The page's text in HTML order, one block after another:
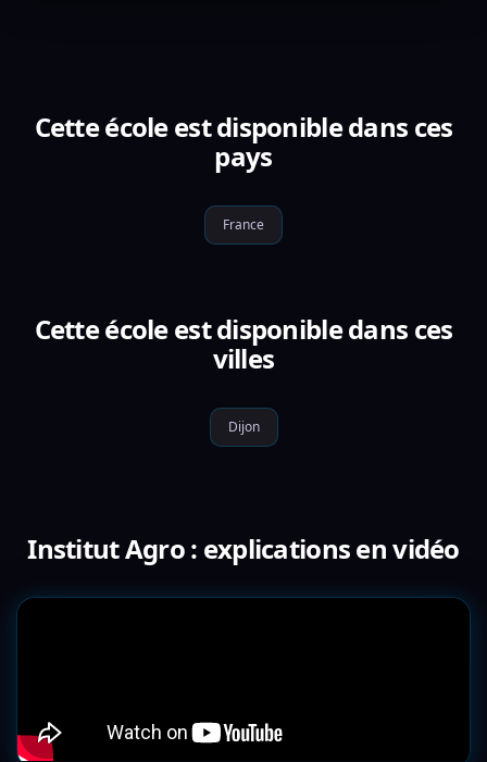
Cette école est disponible dans ces
pays
France
Cette école est disponible dans ces
villes
Dijon
Institut Agro : explications en vidéo